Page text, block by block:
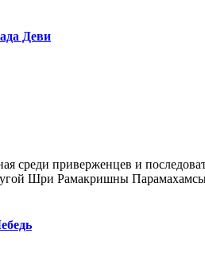
Деви
среди приверженцев и
Шри Рамакришны